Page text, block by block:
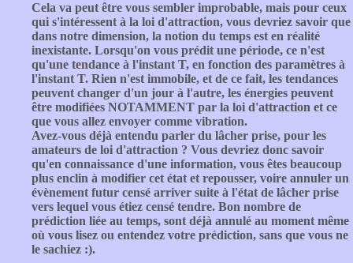
Cela va peut être vous sembler improbable, mais pour ceux
qui s'intéressent à la loi d'attraction, vous devriez savoir que
dans notre dimension, la notion du temps est en réalité
inexistante. Lorsqu'on vous prédit une période, ce n'est
qu'une tendance à l'instant T, en fonction des paramètres à
l'instant T. Rien n'est immobile, et de ce fait, les tendances
peuvent changer d'un jour à l'autre, les énergies peuvent
être modifiées NOTAMMENT par la loi d'attraction et ce
que vous allez envoyer comme vibration.
Avez-vous déjà entendu parler du lâcher prise, pour les
amateurs de loi d'attraction ? Vous devriez donc savoir
qu'en connaissance d'une information, vous êtes beaucoup
plus enclin à modifier cet état et repousser, voire annuler un
évènement futur censé arriver suite à l'état de lâcher prise
vers lequel vous étiez censé tendre. Bon nombre de
prédiction liée au temps, sont déjà annulé au moment même
où vous lisez ou entendez votre prédiction, sans que vous ne
le sachiez :).